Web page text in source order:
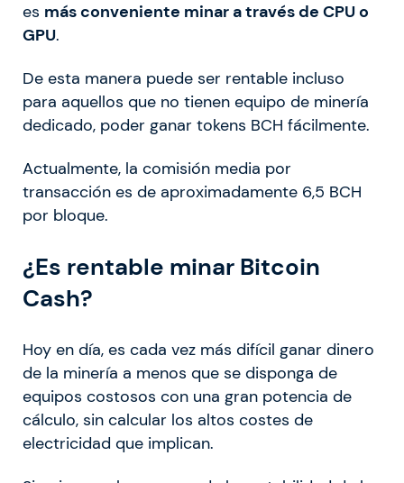
es más conveniente minar a través de CPU o
GPU.
De esta manera puede ser rentable incluso
para aquellos que no tienen equipo de minería
dedicado, poder ganar tokens BCH fácilmente.
Actualmente, la comisión media por
transacción es de aproximadamente 6,5 BCH
por bloque.
¿Es rentable minar Bitcoin
Cash?
Hoy en día, es cada vez más difícil ganar dinero
de la minería a menos que se disponga de
equipos costosos con una gran potencia de
cálculo, sin calcular los altos costes de
electricidad que implican.